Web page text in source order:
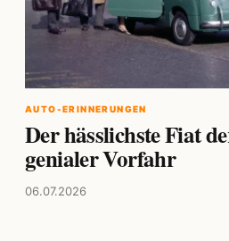
AUTO-ERINNERUNGEN
Der hässlichste Fiat
genialer Vorfahr
06.07.2026